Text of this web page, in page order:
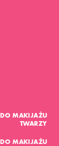
DO MAKIJAŻU
TWARZY
DO MAKIJAŻU